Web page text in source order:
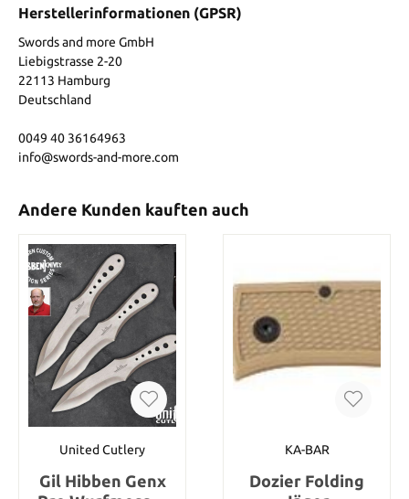
Herstellerinformationen (GPSR)
Swords and more GmbH
Liebigstrasse 2-20
22113 Hamburg
Deutschland
0049 40 36164963
info@swords-and-more.com
Andere Kunden kauften auch
United Cutlery
Gil Hibben Genx
KA-BAR
Dozier Folding